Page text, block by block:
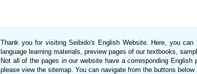
Thank you for visiting Seibido's English Website. Here, you
language learning materials, preview pages of our textbooks,
Not all of the pages in our website have a corresponding
please view the sitemap. You can navigate from the buttons